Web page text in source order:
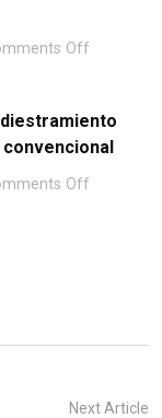
Off
Off
Next Article